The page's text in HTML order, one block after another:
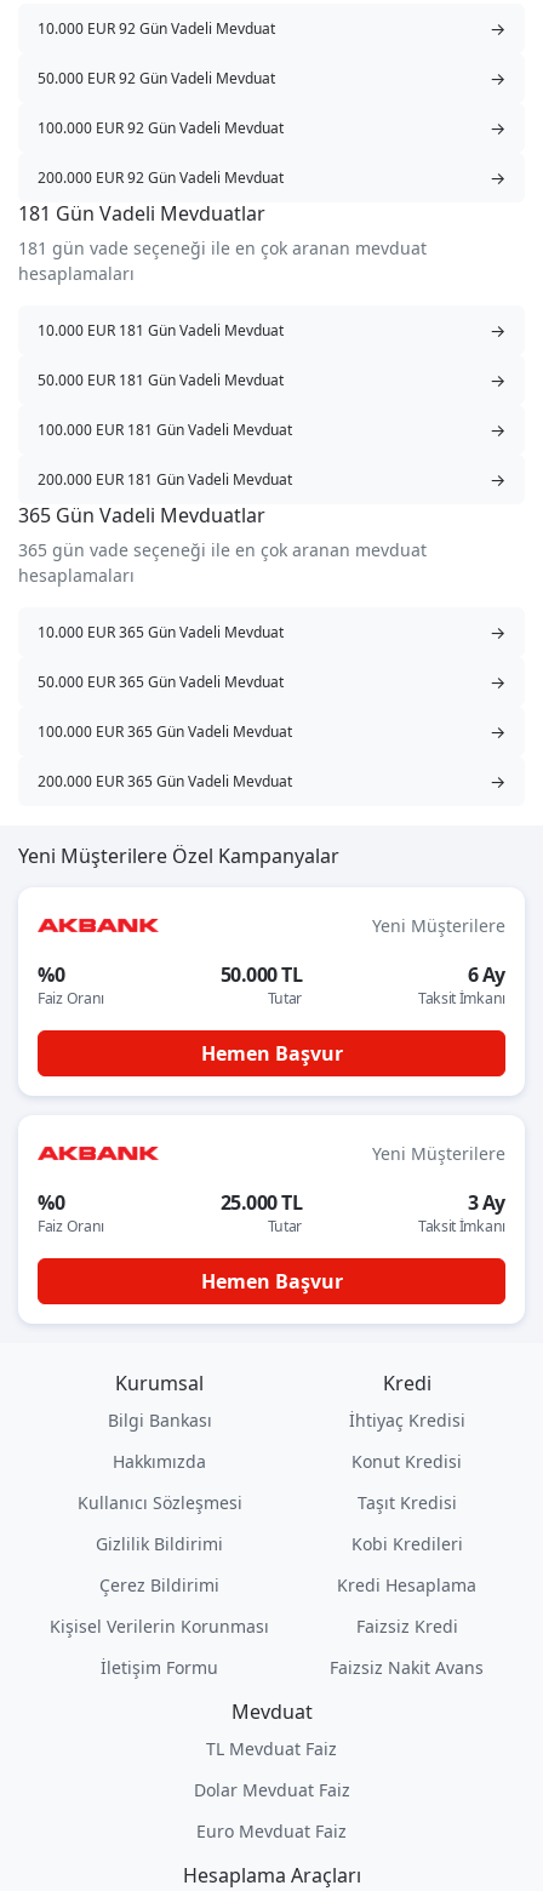
10.000 EUR 92 Gün Vadeli Mevduat →
50.000 EUR 92 Gün Vadeli Mevduat →
100.000 EUR 92 Gün Vadeli Mevduat →
200.000 EUR 92 Gün Vadeli Mevduat →
181 Gün Vadeli Mevduatlar
181 gün vade seçeneği ile en çok aranan mevduat
hesaplamaları
10.000 EUR 181 Gün Vadeli Mevduat →
50.000 EUR 181 Gün Vadeli Mevduat →
100.000 EUR 181 Gün Vadeli Mevduat →
200.000 EUR 181 Gün Vadeli Mevduat →
365 Gün Vadeli Mevduatlar
365 gün vade seçeneği ile en çok aranan mevduat
hesaplamaları
10.000 EUR 365 Gün Vadeli Mevduat →
50.000 EUR 365 Gün Vadeli Mevduat →
100.000 EUR 365 Gün Vadeli Mevduat →
200.000 EUR 365 Gün Vadeli Mevduat →
Yeni Müşterilere Özel Kampanyalar
Yeni Müşterilere
%0
Faiz Oranı
50.000 TL
Tutar
6 Ay
Taksit İmkanı
Hemen Başvur
Yeni Müşterilere
%0
Faiz Oranı
25.000 TL
Tutar
3 Ay
Taksit İmkanı
Hemen Başvur
Kurumsal
Bilgi Bankası
Hakkımızda
Kullanıcı Sözleşmesi
Gizlilik Bildirimi
Çerez Bildirimi
Kişisel Verilerin Korunması
İletişim Formu
Kredi
İhtiyaç Kredisi
Konut Kredisi
Taşıt Kredisi
Kobi Kredileri
Kredi Hesaplama
Faizsiz Kredi
Faizsiz Nakit Avans
Mevduat
TL Mevduat Faiz
Dolar Mevduat Faiz
Euro Mevduat Faiz
Hesaplama Araçları